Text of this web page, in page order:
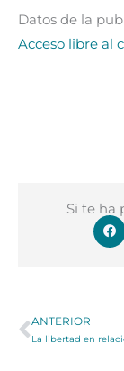
Datos de la
Acceso libre al
Si te ha
ANTERIOR